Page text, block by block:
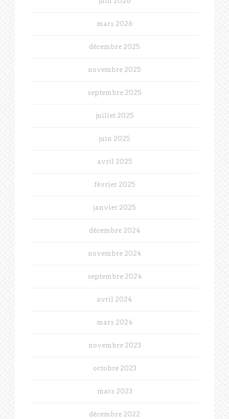
mars 2026
décembre 2025
novembre 2025
septembre 2025
juillet 2025
juin 2025
avril 2025
février 2025
janvier 2025
décembre 2024
novembre 2024
septembre 2024
avril 2024
mars 2024
novembre 2023
octobre 2023
mars 2023
décembre 2022